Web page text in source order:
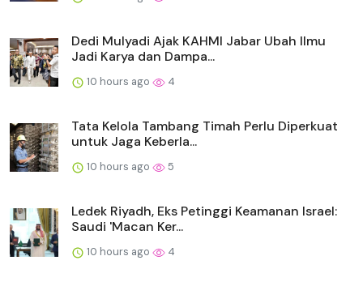
Dedi Mulyadi Ajak KAHMI Jabar Ubah Ilmu
Jadi Karya dan Dampa...
10 hours ago 4
Tata Kelola Tambang Timah Perlu Diperkuat
untuk Jaga Keberla...
10 hours ago 5
Ledek Riyadh, Eks Petinggi Keamanan Israel:
Saudi 'Macan Ker...
10 hours ago 4